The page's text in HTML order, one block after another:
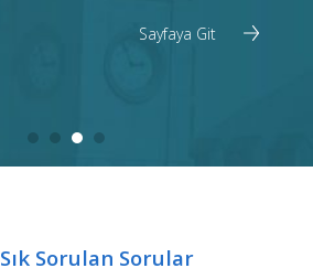
Sayfaya Git
Sık Sorulan Sorular